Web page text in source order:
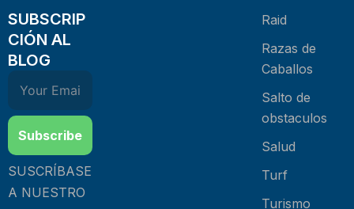
SUBSCRIP
CIÓN AL
BLOG
Subscribe
SUSCRÍBASE
A NUESTRO
Raid
Razas de
Caballos
Salto de
obstaculos
Salud
Turf
Turismo